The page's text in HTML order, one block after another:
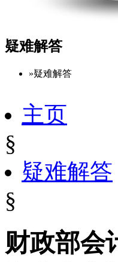
疑难解答
»疑难解答
主页
§
疑难解答
§
财政部会